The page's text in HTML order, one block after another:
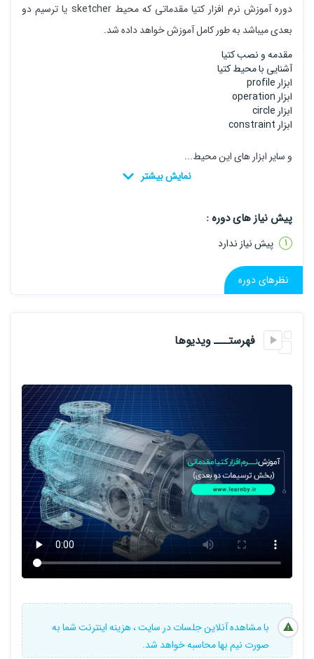
دوره آموزش نرم افزار کتیا مقدماتی که محیط sketcher یا ترسیم دو
بعدی میباشد به طور کامل آموزش خواهد داده شد.
مقدمه و نصب کتیا
آشنایی با محیط کتیا
ابزار profile
ابزار operation
ابزار circle
ابزار constraint
و سایر ابزار های این محیط...
پیش نیاز های دوره :
پیش نیاز ندارد
نظرهای دوره
فهرستـــ ویدیوها
با مشاهده آنلاین جلسات در سایت ، هزینه اینترنت شما به
صورت نیم بها محاسبه خواهد شد.